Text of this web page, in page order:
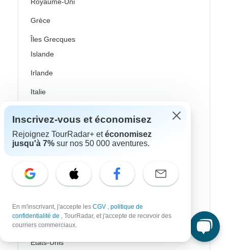
Royaume-Uni
Grèce
Îles Grecques
Islande
Irlande
Italie
Portugal
Écosse
Espagne
Turquie
Canada
Costa Rica
États-Unis
Inscrivez-vous et économisez
Rejoignez TourRadar+ etéconomisez
jusqu'à 7% sur nos 50 000 aventures.
En m'inscrivant, j'accepte les CGV , politique de
confidentialité de , TourRadar, et j'accepte de recevoir des
courriers commerciaux.